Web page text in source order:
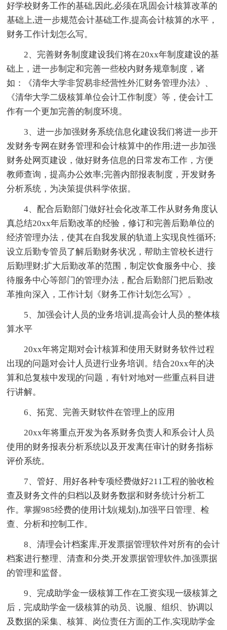
好学校财务工作的基础,因此,必须在巩固会计核算改革的
基础上,进一步规范会计基础工作,提高会计核算的水平，
财务工作计划怎么写。
2、完善财务制度建设我们将在20xx年制度建设的基
础上，进一步制定和完善一些校内财务规章制度，诸
如：《清华大学非贸易非经营性外汇财务管理办法》、
《清华大学二级核算单位会计工作制度》等，使会计工
作有一个更加完善的制度环境。
3、进一步加强财务系统信息化建设我们将进一步开
发财务专网在财务管理和会计核算中的作用;进一步加强
财务处网页建设，做好财务信息的日常发布工作，方便
教师查询，提高办公效率;完善内部报表制度，开发财务
分析系统，为决策提供科学依据。
4、配合后勤部门做好社会化改革工作从财务角度认
真总结20xx年后勤改革的经验，修订和完善后勤单位的
经济管理办法，使其在自我发展的轨道上实现良性循环;
设立后勤专管员了解后勤财务状况，帮助主管校长进行
后勤理财;扩大后勤改革的范围，制定饮食服务中心、接
待服务中心等部门的管理办法，配合后勤部门把后勤改
革推向深入，工作计划《财务工作计划怎么写》。
5、加强会计人员的业务培训,提高会计人员的整体核
算水平
20xx年将定期对会计核算和使用天财财务软件过程
出现的问题对会计人员进行业务培训。结合20xx年的决
算和总复核中发现的'问题，有针对地对一些重点科目进
行讲解。
6、拓宽、完善天财软件在管理上的应用
20xx年将重点开发为各系财务负责人和系会计人员
使用的财务报表分析系统以及开发离任审计的财务指标
评价系统。
7、管好、用好各种专项经费做好211工程的验收检
查及财务文件的归档以及财务数据和财务统计分析工
作。掌握985经费的使用计划(规划),加强平日管理、检
查、分析和控制工作。
8、清理会计档案库,开发票据管理软件对所有的会计
档案进行整理、清查和分类,开发票据管理软件,加强票据
的管理和监督。
9、完成助学金一级核算工作在工资实现一级核算之
后，完成助学金一级核算的动员、说服、组织、协调以
及数据的采集、核算、岗位责任方面的工作,实现助学金